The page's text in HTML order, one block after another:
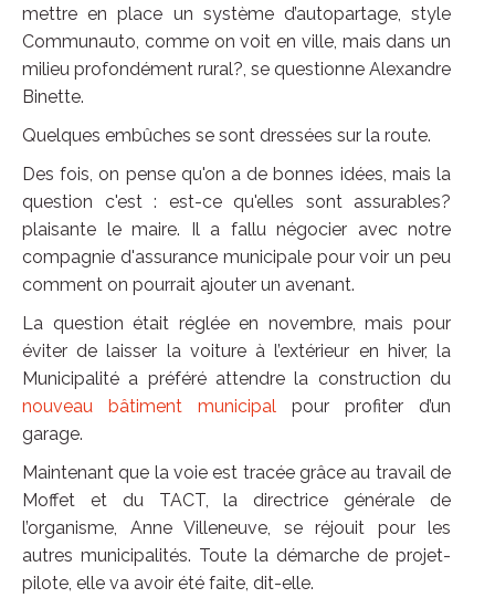
mettre en place un système d’autopartage, style
Communauto, comme on voit en ville, mais dans un
milieu profondément rural?, se questionne Alexandre
Binette.
Quelques embûches se sont dressées sur la route.
Des fois, on pense qu'on a de bonnes idées, mais la
question c'est : est-ce qu'elles sont assurables?
plaisante le maire. Il a fallu négocier avec notre
compagnie d'assurance municipale pour voir un peu
comment on pourrait ajouter un avenant.
La question était réglée en novembre, mais pour
éviter de laisser la voiture à l’extérieur en hiver, la
Municipalité a préféré attendre la construction du
nouveau bâtiment municipal pour profiter d’un
garage.
Maintenant que la voie est tracée grâce au travail de
Moffet et du TACT, la directrice générale de
l’organisme, Anne Villeneuve, se réjouit pour les
autres municipalités. Toute la démarche de projet-
pilote, elle va avoir été faite, dit-elle.